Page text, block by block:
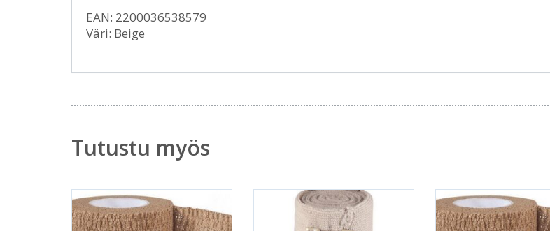
EAN: 2200036538579
Väri: Beige
Tutustu myös